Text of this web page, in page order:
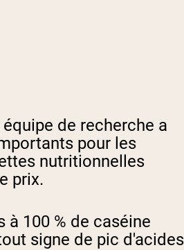
de recherche a
pour les
nutritionnelles
prix.
100 % de caséine
signe de pic d'acides